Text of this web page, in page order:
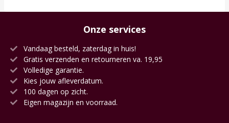
Onze services
Vandaag besteld, zaterdag in huis!
Gratis verzenden en retourneren va. 19,95
Volledige garantie.
Kies jouw afleverdatum.
100 dagen op zicht.
Eigen magazijn en voorraad.